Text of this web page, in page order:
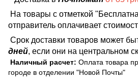
На товары с отметкой
отправитель оплачивает
Срок доставки товаров может
дней, если они на центральном
Наличный расчет: Оплата товара
городе в отделении "Новой Почты"